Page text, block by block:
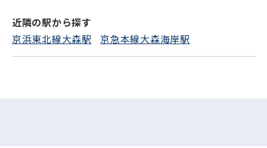
近隣の駅から探す
京浜東北線大森駅
京急本線大森海岸駅